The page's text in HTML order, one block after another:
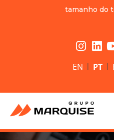
tamanho do
EN | PT |